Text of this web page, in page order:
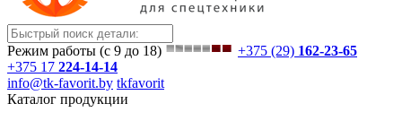
Режим работы (с 9 до 18) +375 (29) 162-23-65
+375 17 224-14-14
info@tk-favorit.by tkfavorit
Каталог продукции